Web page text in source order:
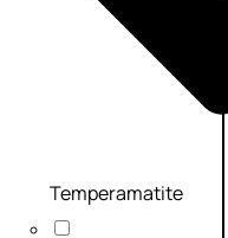
Temperamatite